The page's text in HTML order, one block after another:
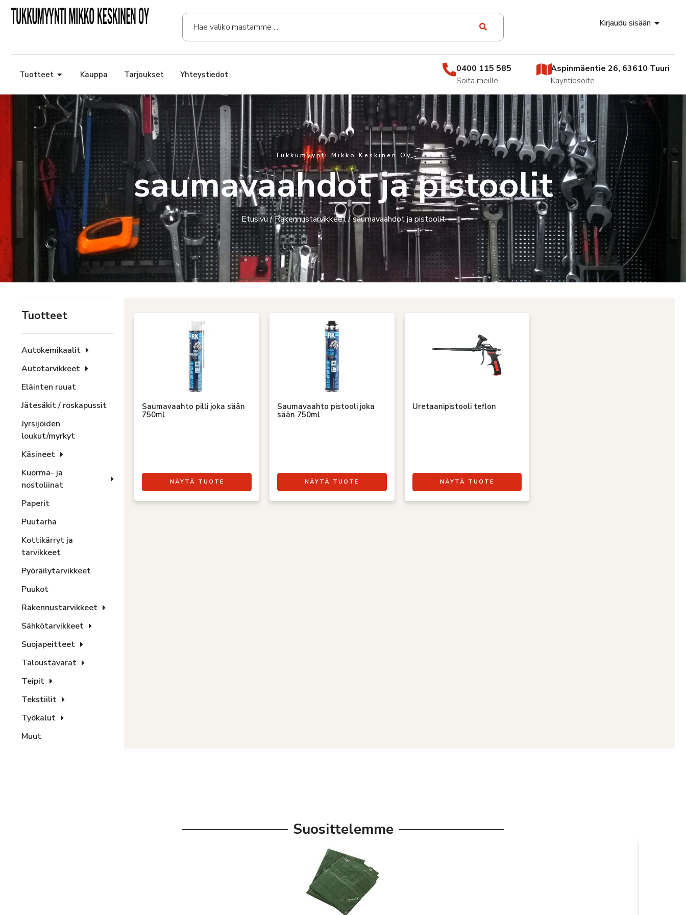
Kirjaudu sisään
Tuotteet Kauppa Tarjoukset Yhteystiedot
0400 115 585
Soita meille
Aspinmäentie 26, 63610 Tuuri
Käyntiosoite
Tukkumyynti Mikko Keskinen Oy
saumavaahdot ja pistoolit
Etusivu/Rakennustarvikkeet/ saumavaahdot ja pistoolit
Tuotteet
Autokemikaalit
Autotarvikkeet
Eläinten ruuat
Jätesäkit / roskapussit
Jyrsijöiden
loukut/myrkyt
Käsineet
Kuorma- ja
nostoliinat
Paperit
Puutarha
Kottikärryt ja
tarvikkeet
Pyöräilytarvikkeet
Puukot
Rakennustarvikkeet
Sähkötarvikkeet
Suojapeitteet
Taloustavarat
Teipit
Tekstiilit
Työkalut
Muut
Saumavaahto pilli joka sään
750ml
NÄYTÄ TUOTE
Saumavaahto pistooli joka
sään 750ml
NÄYTÄ TUOTE
Uretaanipistooli teflon
NÄYTÄ TUOTE
Suosittelemme